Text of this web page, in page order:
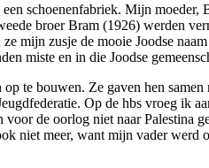
schoenenfabriek. Mijn moeder,
broer Bram (1926) werden
mijn zusje de mooie Joodse
miste en in die Joodse
te bouwen. Ze gaven hen
Op de hbs vroeg ik
de oorlog niet naar Palestina
niet meer, want mijn vader werd